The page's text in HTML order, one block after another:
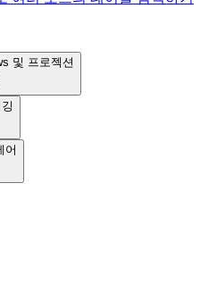
및 프로젝션
어